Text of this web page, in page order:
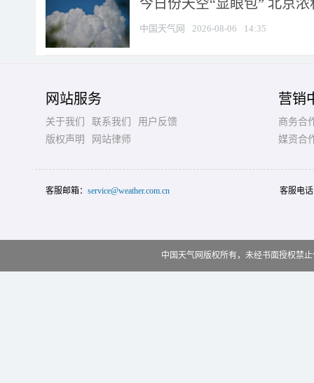
今日份天空“显眼包” 北京
中国天气网 2026-08-06 14:35
网站服务
关于我们 联系我们
用户反馈
版权声明
网站律师
营销
商务合
媒资合
客服邮箱： service@weather.com.cn 客服电
中国天气网版权所有，未经书面授权